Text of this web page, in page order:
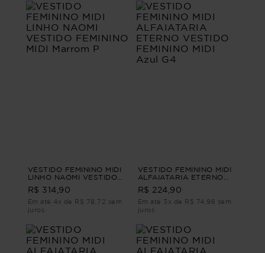
VESTIDO FEMININO MIDI
LINHO NAOMI VESTIDO
FEMININO MIDI Marrom P
R$ 314,90
Em até 4x de R$ 78,72 sem
juros
VESTIDO FEMININO MIDI
ALFAIATARIA ETERNO
VESTIDO FEMININO MIDI
Azul G4
R$ 224,90
Em até 3x de R$ 74,96 sem
juros